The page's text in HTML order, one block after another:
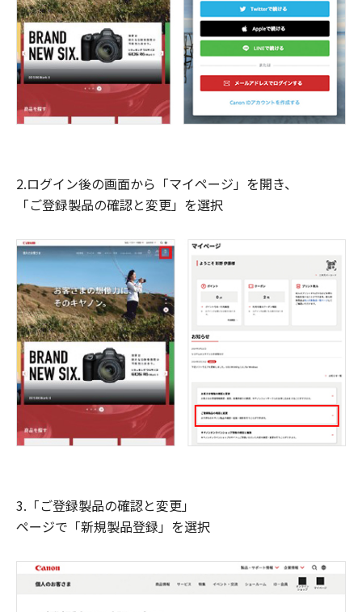
2.ログイン後の画面から「マイページ」を開き、
「ご登録製品の確認と変更」を選択
3.「ご登録製品の確認と変更」
ページで「新規製品登録」を選択